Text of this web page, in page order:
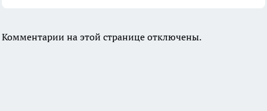
Комментарии на этой странице отключены.